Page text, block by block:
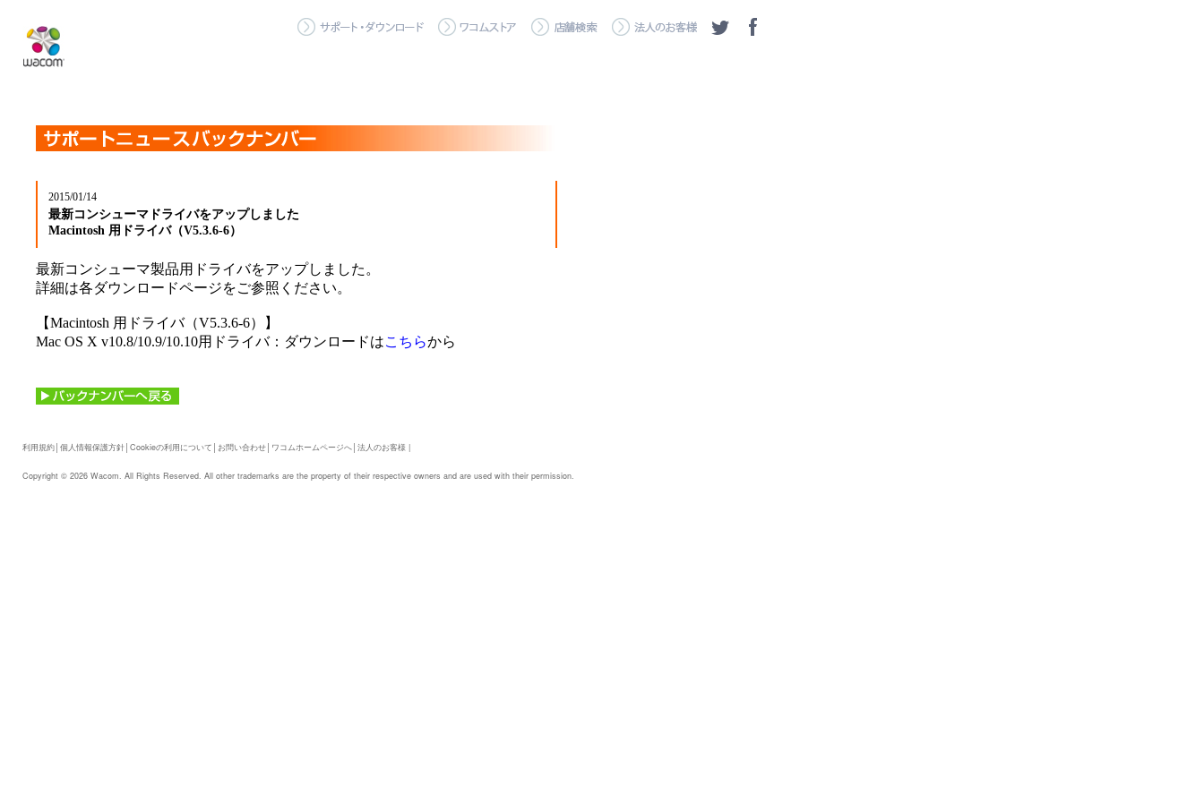
2015/01/14
最新コンシューマドライバをアップしました
Macintosh 用ドライバ（V5.3.6-6）
最新コンシューマ製品用ドライバをアップしました。
詳細は各ダウンロードページをご参照ください。
【Macintosh 用ドライバ（V5.3.6-6）】
Mac OS X v10.8/10.9/10.10用ドライバ：ダウンロードはこちらから
利用規約│ 個人情報保護方針│ Cookieの利用について │ お問い合わせ│ ワコムホームページへ│ 法人のお客様 |
Copyright © 2026 Wacom. All Rights Reserved. All other trademarks are the property of their respective owners and are used with their permission.